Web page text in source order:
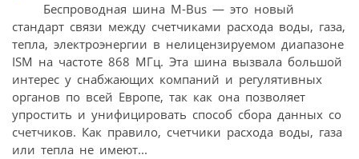
Беспроводная шина M-Bus — это новый
стандарт связи между счетчиками расхода воды, газа,
тепла, электроэнергии в нелицензируемом диапазоне
ISM на частоте 868 МГц. Эта шина вызвала большой
интерес у снабжающих компаний и регулятивных
органов по всей Европе, так как она позволяет
упростить и унифицировать способ сбора данных со
счетчиков. Как правило, счетчики расхода воды, газа
или тепла не имеют...